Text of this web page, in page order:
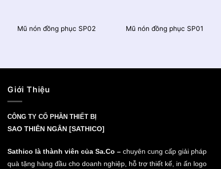
Mũ nón đồng phục SP02 Mũ nón đồng phục SP01
Giới Thiệu
CÔNG TY CỔ PHẦN THIẾT BỊ
SAO THIÊN NGÂN [SATHICO]
Sathico là thành viên của Sa.Co – chuyên cung cấp giải pháp
quà tặng hàng đầu cho doanh nghiệp, hỗ trợ thiết kế, in ấn logo